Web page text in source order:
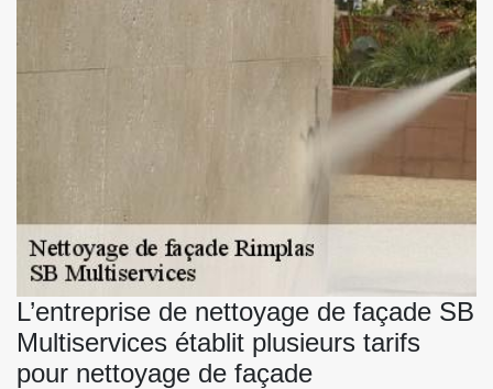
L’entreprise de nettoyage de façade SB
Multiservices établit plusieurs tarifs
pour nettoyage de façade